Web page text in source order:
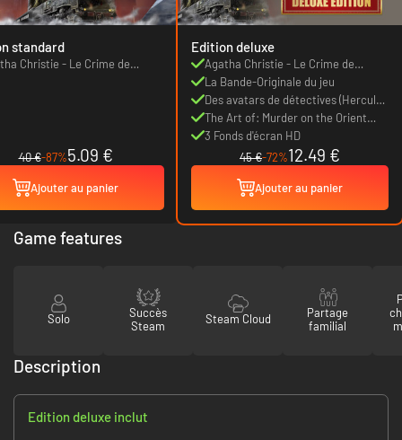
standard
Christie - Le Crime de
40 €-87%5.09 €
Ajouter au panier
Edition deluxe
Agatha Christie - Le Crime de
l'Orient Express
La Bande-Originale du jeu
Des avatars de détectives (Hercule
Poirot & Joanna Locke)
The Art of: Murder on the Orient
Express - Artbook HD Numérique
3 Fonds d'écran HD
45 €-72%12.49 €
Ajouter au panier
Game features
Solo
Succès
Steam
Steam Cloud
Partage
familial
Description
Edition deluxe inclut